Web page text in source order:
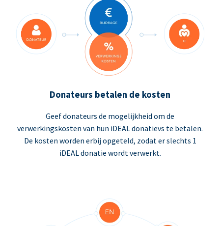
Donateurs betalen de kosten
Geef donateurs de mogelijkheid om de
verwerkingskosten van hun iDEAL donatievs te betalen.
De kosten worden erbij opgeteld, zodat er slechts 1
iDEAL donatie wordt verwerkt.